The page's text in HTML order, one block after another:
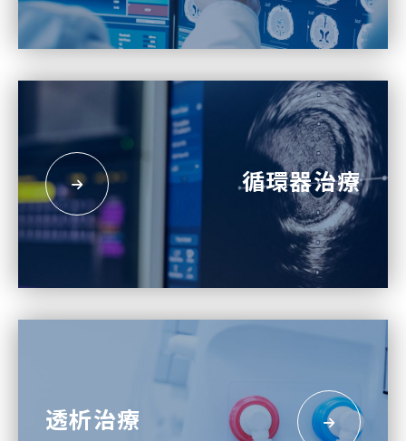
循環器治療
透析治療